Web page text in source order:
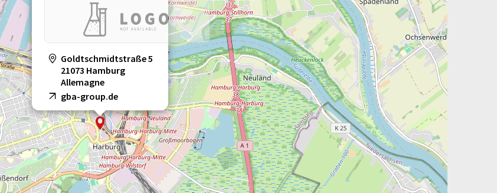
Goldtschmidtstraße 5
21073 Hamburg
Allemagne
gba-group.de